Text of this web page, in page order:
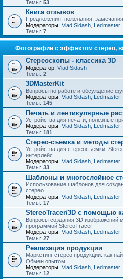
Темы: 53
Книга отзывов
Предложения, пожелания,
Модераторы: Vlad Sidash Ledmaster
Темы: 7
Фотографии с эффектом стерео,
Стереоскопы - классика 3D
Модератор: Vlad Sidash
Темы: 2
3DMasterKit
Вопросы по работе и обсуждение
Модераторы: Vlad Sidash Ledmaster
Темы: 145
Печать и лентикулярные
Устройства для печати, полезные
Модераторы: Vlad Sidash Ledmaster
Темы: 181
Стерео-съемка и методы
Устройства для стереосъемки,
интерлейс...
Модераторы: Vlad Sidash Ledmaster
Темы: 33
Шаблоны и многослойное
Использование шаблонов для
стерео
Модераторы: Vlad Sidash Ledmaster
Темы: 17
StereoTracer/3D с помощью
Вопросы создания 3D изображений
программой StereoTracer
Модераторы: Vlad Sidash Ledmaster
Темы: 27
Реализация продукции
Маркетинг стерео продукции: как
Обмен опытом
Модераторы: Vlad Sidash Ledmaster
Темы: 12